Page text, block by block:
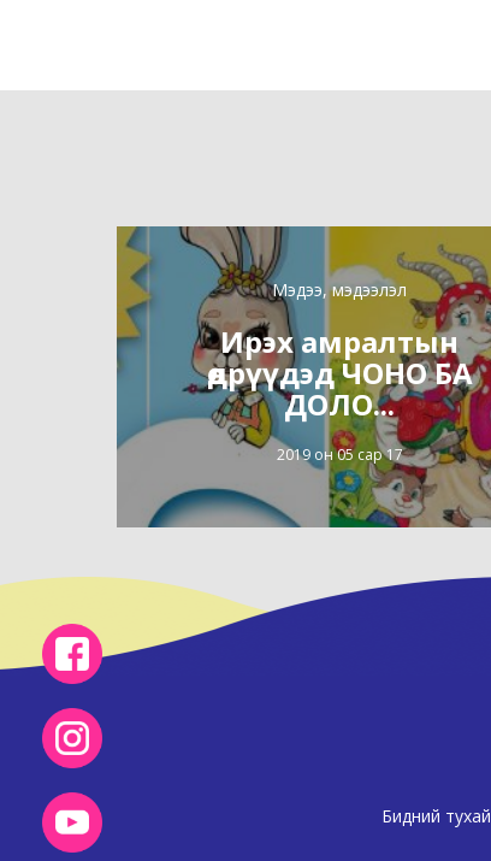
Мэдээ, мэдээлэл
Ирэх амралтын
өдрүүдэд ЧОНО БА
ДОЛО...
2019 он 05 сар 17
Бидний тухай